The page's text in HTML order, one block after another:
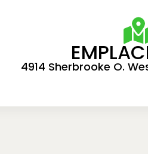
4914 Sherbrooke O.